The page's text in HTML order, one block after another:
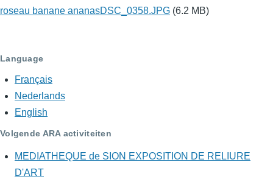
roseau banane ananasDSC_0358.JPG (6.2 MB)
Language
Français
Nederlands
English
Volgende ARA activiteiten
MEDIATHEQUE de SION EXPOSITION DE RELIURE
D'ART